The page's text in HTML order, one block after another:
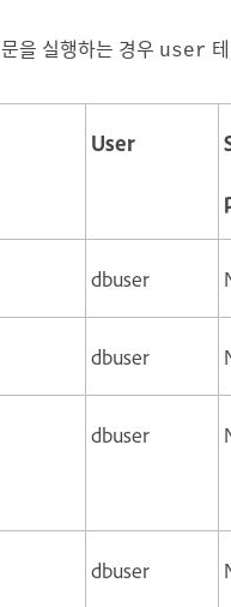
문을 실행하는 경우 user
User
dbuser
dbuser
dbuser
dbuser